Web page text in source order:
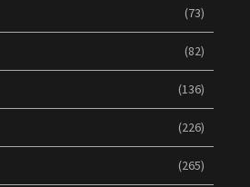
(73)
(82)
(136)
(226)
(265)